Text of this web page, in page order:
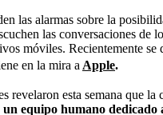
las alarmas sobre la
las conversaciones de
móviles. Recientemente se
en la mira a Apple.
revelaron esta semana que la
un equipo humano dedicado